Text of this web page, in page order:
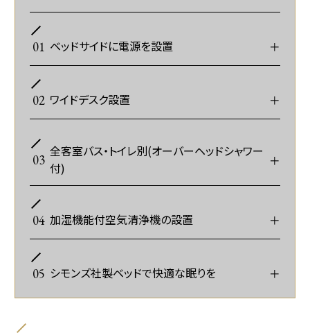
01 ベッドサイドに電源を設置 ＋
ベッドサイドに電源を確保しております。携帯の充電
等にご利用いただけます。
02 ワイドデスク設置 ＋
PC・書類を広げてデスクワークに最適な環境をご用
03
全客室バス・トイレ別(オーバーヘッドシャワー
付)
＋
04 加湿機能付空気清浄機の設置 ＋
05 シモンズ社製ベッドで快適な眠りを ＋